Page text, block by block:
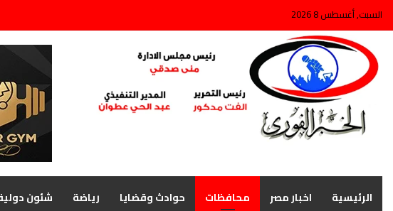
السبت, أغسطس 8 2026
الرئيسية اخبار مصر محافظات حوادث وقضايا رياضة شئون